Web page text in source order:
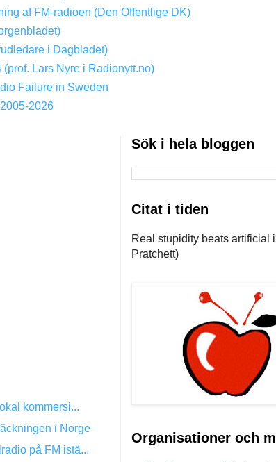
af FM-radioen (Den Offentlige DK)
i Dagbladet)
Lars Nyre i Radionytt.no)
Failure in Sweden
2026
kommersi...
i Norge
på FM istä...
Sök i hela bloggen
Citat i tiden
Real stupidity beats artificial
Pratchett)
Organisationer och